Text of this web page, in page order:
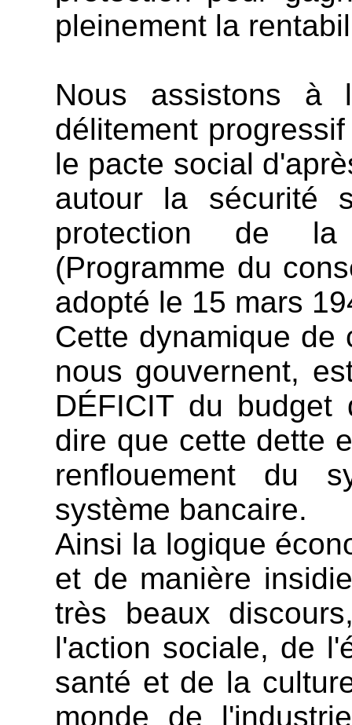
pleinement la
Nous assistons
délitement
le pacte social
autour la sécurité
protection de la
(Programme du
adopté le 15 mars
Cette dynamique de
nous gouvernent,
DÉFICIT du
dire que cette dette
renflouement du
système bancaire.
Ainsi la logique
et de manière
très beaux
l'action sociale, de
santé et de la
monde de